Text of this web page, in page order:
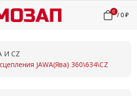
0 /0 ₽
И CZ
JAWA(Ява) 360\634\CZ